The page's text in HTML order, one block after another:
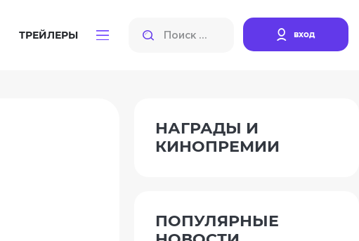
ТРЕЙЛЕРЫ вход
НАГРАДЫ И
КИНОПРЕМИИ
ПОПУЛЯРНЫЕ